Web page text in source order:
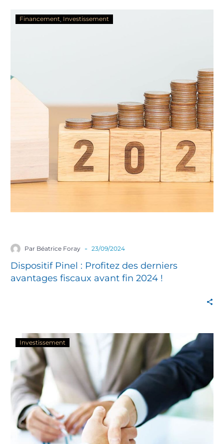
Financement Investissement
Par Béatrice Foray - 23/09/2024
Dispositif Pinel : Profitez des derniers
avantages fiscaux avant fin 2024 !
Investissement